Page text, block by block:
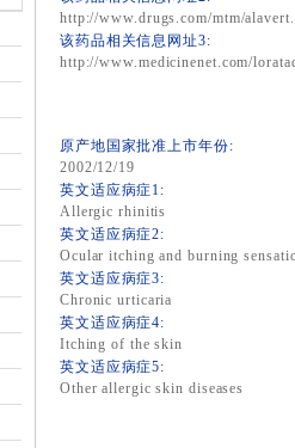
http://www.drugs.com/mtm/
该药品相关信息网址3:
http://www.medicinenet.com/
原产地国家批准上市年份:
2002/12/19
英文适应病症1:
Allergic rhinitis
英文适应病症2:
Ocular itching and burning
英文适应病症3:
Chronic urticaria
英文适应病症4:
Itching of the skin
英文适应病症5:
Other allergic skin diseases